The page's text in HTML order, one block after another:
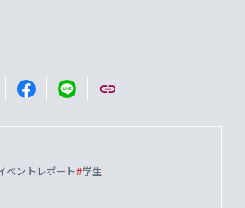
ベントレポート#学生